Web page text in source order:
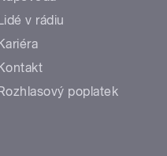
v rádiu
poplatek